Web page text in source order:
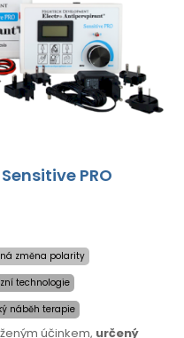
PRO
změna polarity
technologie
náběh terapie
účinkem, určený